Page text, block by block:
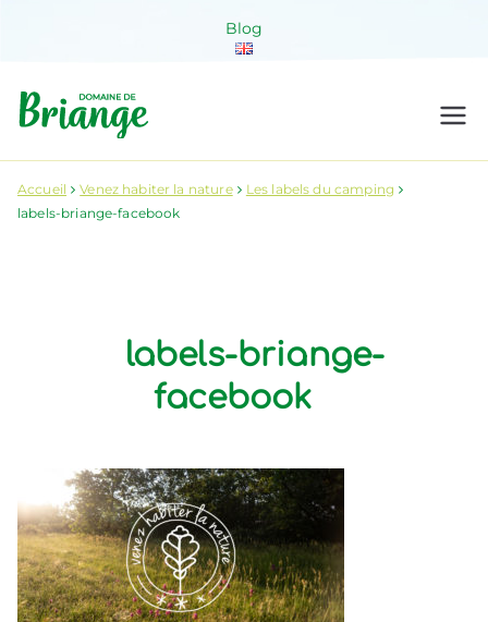
Blog
Briange
Accueil Venez habiter la nature
Les labels du camping
labels-briange-facebook
labels-briange-
facebook